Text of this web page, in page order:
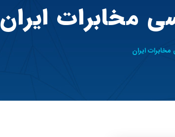
مخابرات ایران
ایران